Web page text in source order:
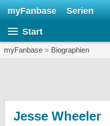
myFanbase Serien
Start
myFanbase » Biographien
Jesse Wheeler